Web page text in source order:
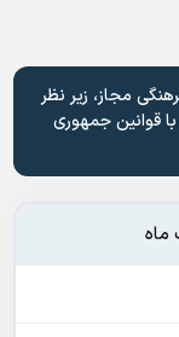
مجاز، زیر نظر
قوانین جمهوری
ماه